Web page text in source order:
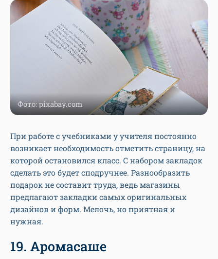
Фото: pixabay.com
При работе с учебниками у учителя постоянно
возникает необходимость отметить страницу, на
которой остановился класс. С набором закладок
сделать это будет сподручнее. Разнообразить
подарок не составит труда, ведь магазины
предлагают закладки самых оригинальных
дизайнов и форм. Мелочь, но приятная и
нужная.
19. Аромасаше